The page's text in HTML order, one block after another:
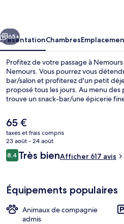
Suivant
65+
PrésentationChambres
Profitez de votre passage à
Nemours. Vous pourrez vous
bar/salon et profiterez d'un petit
proposé tous les jours. Au menu
trouve un snack-bar/une épicerie
concerne la présentation générale.
Le
prix
actuel
est
de
65 €
taxes et frais compris
23 août - 24 août
Avis
voyageurs
8,48,4 sur 10
Très bienAfficher 617 avis
Équipements populaires
Animaux de compagnie
admis